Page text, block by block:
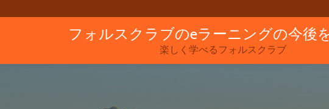
テ
フォルスクラブのeラーニングの今後
楽しく学べるフォルスクラブ